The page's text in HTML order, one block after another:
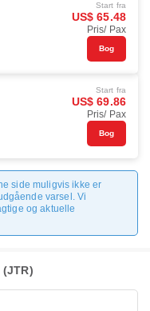
Start fra
US$ 65.48
Pris/ Pax
Bog
Start fra
US$ 69.86
Pris/ Pax
Bog
side muligvis ikke er
varsel. Vi
og aktuelle